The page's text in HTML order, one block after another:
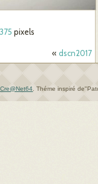
pixels
« dscn2017
Théme inspiré